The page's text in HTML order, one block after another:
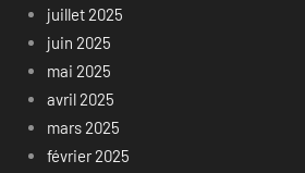
juillet 2025
juin 2025
mai 2025
avril 2025
mars 2025
février 2025